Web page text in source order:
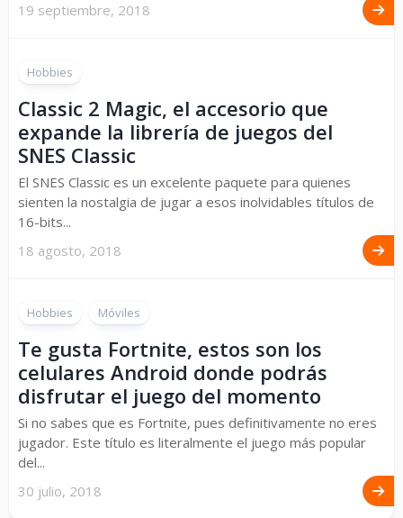
19 septiembre, 2018
Hobbies
Classic 2 Magic, el accesorio que
expande la librería de juegos del
SNES Classic
El SNES Classic es un excelente paquete para quienes
sienten la nostalgia de jugar a esos inolvidables títulos de
16-bits...
18 agosto, 2018
Hobbies Móviles
Te gusta Fortnite, estos son los
celulares Android donde podrás
disfrutar el juego del momento
Si no sabes que es Fortnite, pues definitivamente no eres
jugador. Este título es literalmente el juego más popular
del...
30 julio, 2018